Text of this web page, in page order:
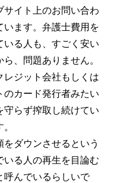
サイト上のお問い合わ
います。弁護士費用を
いる人も、すごく安い
、問題ありません。
レジット会社もしくは
のカード発行者みたい
守らず搾取し続けてい
ダウンさせるという
いる人の再生を目論む
呼んでいるらしいで